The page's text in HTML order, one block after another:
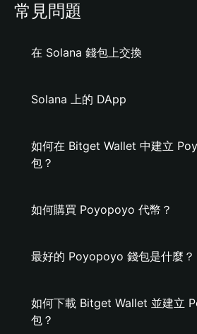
常見問題
在 Solana 錢包上交換
Solana 上的 DApp
如何在 Bitget Wallet 中建立
包？
如何購買 Poyopoyo 代幣？
最好的 Poyopoyo 錢包是什麼？
如何下載 Bitget Wallet 並建立
包？